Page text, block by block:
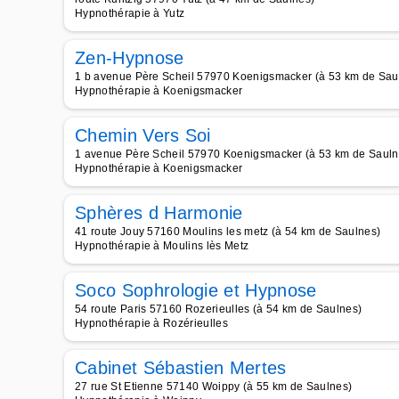
Hypnothérapie à Yutz
Zen-Hypnose
1 b avenue Père Scheil 57970 Koenigsmacker (à 53 km de
Hypnothérapie à Koenigsmacker
Chemin Vers Soi
1 avenue Père Scheil 57970 Koenigsmacker (à 53 km de
Hypnothérapie à Koenigsmacker
Sphères d Harmonie
41 route Jouy 57160 Moulins les metz (à 54 km de Saulnes)
Hypnothérapie à Moulins lès Metz
Soco Sophrologie et Hypnose
54 route Paris 57160 Rozerieulles (à 54 km de Saulnes)
Hypnothérapie à Rozérieulles
Cabinet Sébastien Mertes
27 rue St Etienne 57140 Woippy (à 55 km de Saulnes)